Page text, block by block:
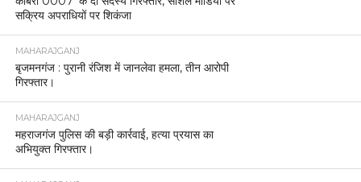
2500-2500 रुपये जुर्माना
जायजा।